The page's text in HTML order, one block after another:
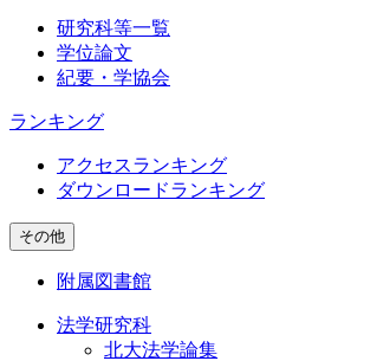
研究科等一覧
学位論文
紀要・学協会
ランキング
アクセスランキング
ダウンロードランキング
その他
附属図書館
法学研究科
北大法学論集